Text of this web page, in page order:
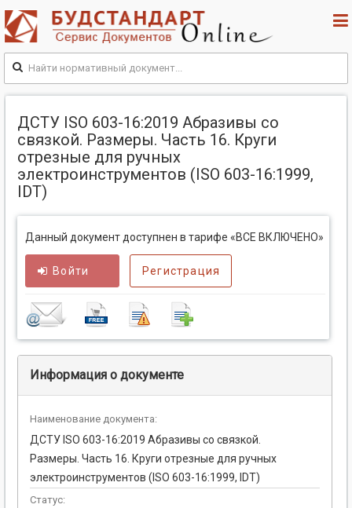
ДСТУ ISO 603-16:2019 Абразивы со
связкой. Размеры. Часть 16. Круги
отрезные для ручных
электроинструментов (ISO 603-16:1999,
IDT)
Данный документ доступнен в тарифе «ВСЕ ВКЛЮЧЕНО»
Войти Регистрация
Информация о документе
Наименование документа:
ДСТУ ISO 603-16:2019 Абразивы со связкой.
Размеры. Часть 16. Круги отрезные для ручных
электроинструментов (ISO 603-16:1999, IDT)
Статус: